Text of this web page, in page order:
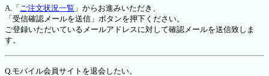
A.「 ご注文状況一覧 」からお進みいただき、
「受信確認メールを送信」ボタンを押下ください。
ご登録いただいているメールアドレスに対して確認メールを送信致しま
す。
Q.モバイル会員サイトを退会したい。